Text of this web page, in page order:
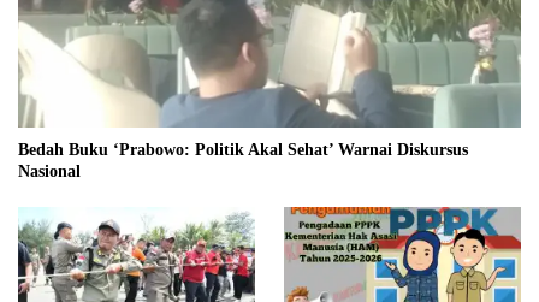
Bedah Buku ‘Prabowo: Politik Akal Sehat’ Warnai Diskursus
Nasional